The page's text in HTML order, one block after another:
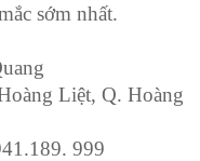
sớm nhất.
hệ:
Liệt, Q. Hoàng
999